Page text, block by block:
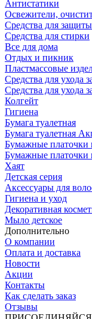
Антистатики
Освежители,
Средства для
Средства для стирки
Все для дома
Отдых и пикник
Пластмассовые
Средства для ухода
Средства для ухода
Колгейт
Гигиена
Бумага туалетная
Бумага туалетная
Бумажные платочки
Бумажные платочки
Хаят
Детская серия
Аксессуары для
Гигиена и уход
Декоративная
Мыло детское
Дополнительно
О компании
Оплата и доставка
Новости
Акции
Контакты
Как сделать заказ
Отзывы